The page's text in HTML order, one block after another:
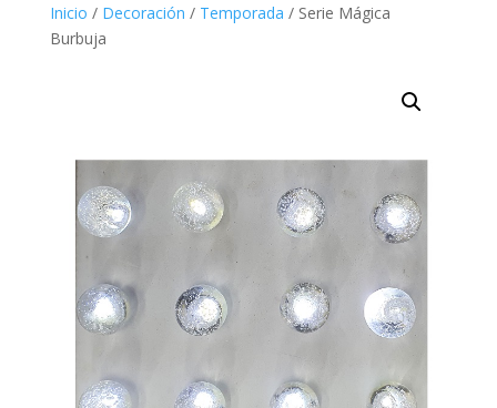
Inicio / Decoración / Temporada / Serie Mágica
Burbuja